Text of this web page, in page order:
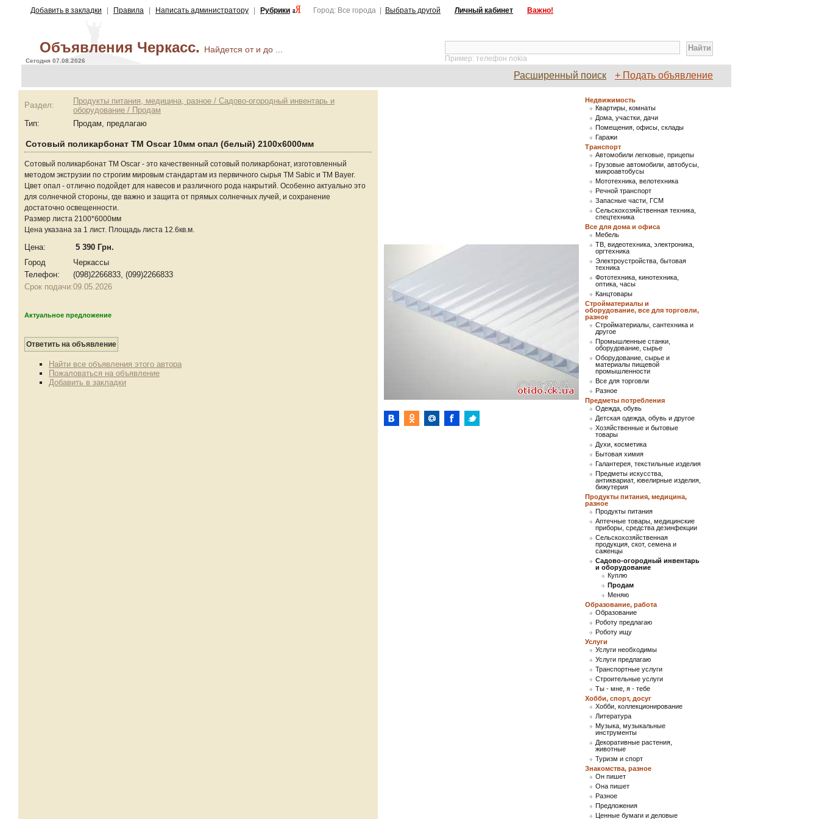
Добавить в закладки Правила Написать администратору Рубрики Город: Все города | Выбрать другой Личный кабинет Важно!
Объявления Черкасс. Найдется от и до ...
Сегодня 07.08.2026 Пример: телефон nokia
Расширенный поиск + Подать объявление
Раздел:
Продукты питания, медицина, разное / Садово-огородный инвентарь и
оборудование / Продам
Тип:
Продам, предлагаю
Сотовый поликарбонат ТМ Oscar 10мм опал (белый) 2100х6000мм
Сотовый поликарбонат ТМ Oscar - это качественный сотовый поликарбонат, изготовленный
методом экструзии по строгим мировым стандартам из первичного сырья TM Sabic и TM Bayer.
Цвет опал - отлично подойдет для навесов и различного рода накрытий. Особенно актуально это
для солнечной стороны, где важно и защита от прямых солнечных лучей, и сохранение
достаточно освещенности.
Размер листа 2100*6000мм
Цена указана за 1 лист. Площадь листа 12.6кв.м.
Цена:
5 390 Грн.
Город
Черкассы
Телефон:
(098)2266833, (099)2266833
Срок подачи:09.05.2026
Актуальное предложение
Найти все объявления этого автора
Пожаловаться на объявление
Добавить в закладки
Недвижимость
Квартиры, комнаты
Дома, участки, дачи
Помещения, офисы, склады
Гаражи
Транспорт
Автомобили легковые, прицепы
Грузовые автомобили, автобусы,
микроавтобусы
Мототехника, велотехника
Речной транспорт
Запасные части, ГСМ
Сельскохозяйственная техника,
спецтехника
Все для дома и офиса
Мебель
ТВ, видеотехника, электроника,
оргтехника
Электроустройства, бытовая
техника
Фототехника, кинотехника,
оптика, часы
Канцтовары
Стройматериалы и
оборудование, все для торговли,
разное
Стройматериалы, сантехника и
другое
Промышленные станки,
оборудование, сырье
Оборудование, сырье и
материалы пищевой
промышленности
Все для торговли
Разное
Предметы потребления
Одежда, обувь
Детская одежда, обувь и другое
Хозяйственные и бытовые
товары
Духи, косметика
Бытовая химия
Галантерея, текстильные изделия
Предметы искусства,
антиквариат, ювелирные изделия,
бижутерия
Продукты питания, медицина,
разное
Продукты питания
Аптечные товары, медицинские
приборы, средства дезинфекции
Сельскохозяйственная
продукция, скот, семена и
саженцы
Садово-огородный инвентарь
и оборудование
Куплю
Продам
Меняю
Образование, работа
Образование
Роботу предлагаю
Роботу ищу
Услуги
Услуги необходимы
Услуги предлагаю
Транспортные услуги
Строительные услуги
Ты - мне, я - тебе
Хобби, спорт, досуг
Хобби, коллекционирование
Литература
Музыка, музыкальные
инструменты
Декоративные растения,
животные
Туризм и спорт
Знакомства, разное
Он пишет
Она пишет
Разное
Предложения
Ценные бумаги и деловые